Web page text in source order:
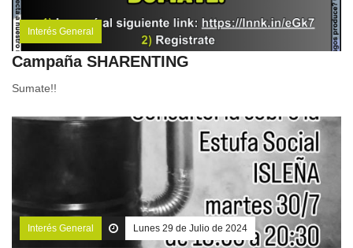
Interés General
Campaña SHARENTING
Sumate!!
Interés General Lunes 29 de Julio de 2024